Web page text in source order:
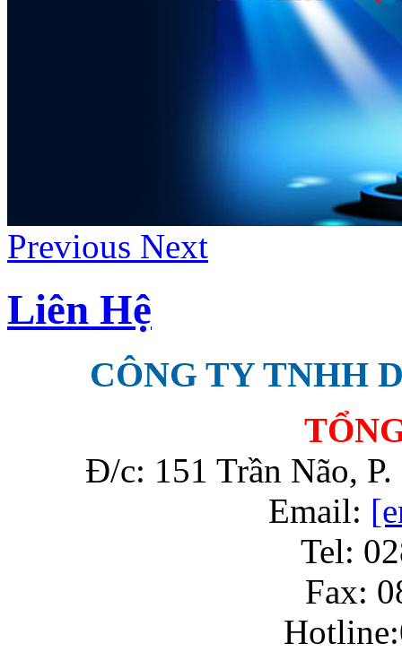
Previous Next
Liên Hệ
CÔNG TY TNHH
Đ/c: 151 Trần Não,
Email:
Tel:
Fax: